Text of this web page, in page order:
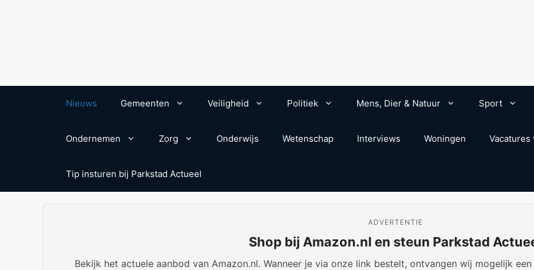
Nieuws Gemeenten Veiligheid Politiek Mens, Dier & Natuur Sport
Ondernemen Zorg Onderwijs Wetenschap Interviews Woningen Vacatures
Tip insturen bij Parkstad Actueel
ADVERTENTIE
Shop bij Amazon.nl en steun Parkstad
Bekijk het actuele aanbod van Amazon.nl. Wanneer je via onze link bestelt, ontvangen wij mogelijk